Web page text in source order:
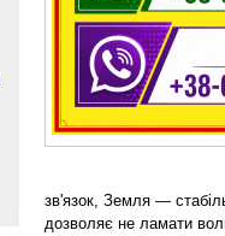
зв'язок, Земля —
дозволяє не ламати